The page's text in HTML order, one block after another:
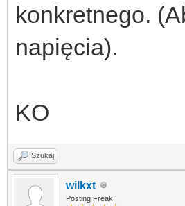
konkretnego.
napięcia).
KO
Szukaj
wilkxt
Posting Freak